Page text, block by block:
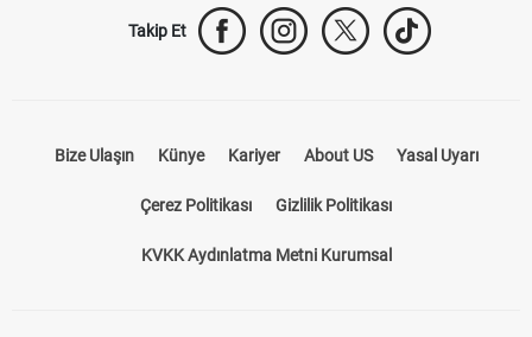
Takip Et
Bize Ulaşın Künye Kariyer About US Yasal Uyarı
Çerez Politikası Gizlilik Politikası
KVKK Aydınlatma Metni Kurumsal